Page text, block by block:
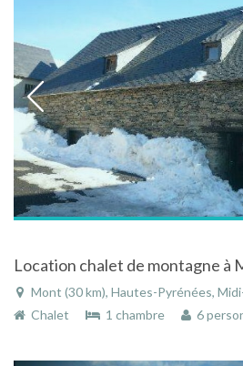
Mont (30 km), Hautes-Pyrénées,
Chalet
1 chambre 6